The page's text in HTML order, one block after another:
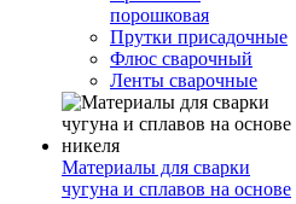
порошковая
Прутки присадочные
Флюс сварочный
Ленты сварочные
Материалы для сварки
чугуна и сплавов на основе